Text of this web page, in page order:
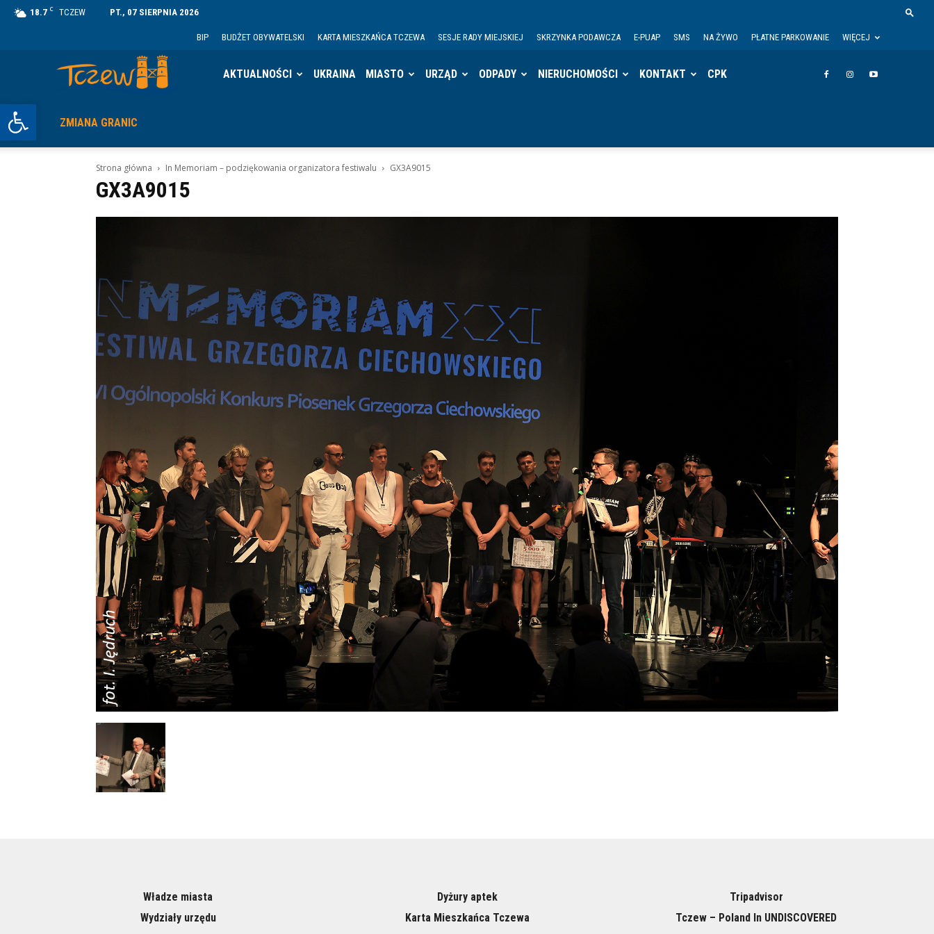
Otwórz pasek narzędzi
18.7 C TCZEW PT., 07 SIERPNIA 2026
BIP BUDŻET OBYWATELSKI KARTA MIESZKAŃCA TCZEWA SESJE RADY MIEJSKIEJ SKRZYNKA PODAWCZA E-PUAP SMS NA ŻYWO PŁATNE PARKOWANIE WIĘCEJ
AKTUALNOŚCI UKRAINA MIASTO URZĄD ODPADY NIERUCHOMOŚCI KONTAKT CPK
ZMIANA GRANIC
Strona główna In Memoriam – podziękowania organizatora festiwalu GX3A9015
GX3A9015
Władze miasta
Wydziały urzędu
Dyżury aptek
Karta Mieszkańca Tczewa
Tripadvisor
Tczew – Poland In UNDISCOVERED